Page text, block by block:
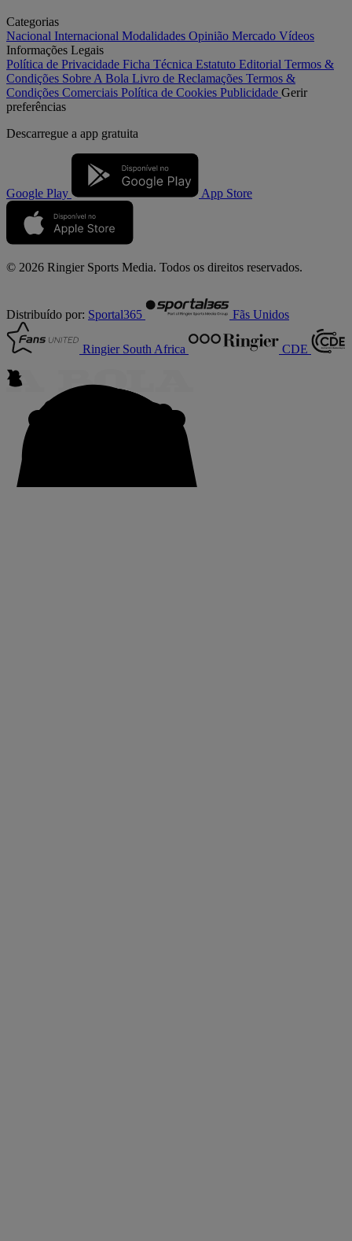
Categorias
Nacional Internacional Modalidades Opinião Mercado Vídeos
Informações Legais
Política de Privacidade Ficha Técnica Estatuto Editorial Termos &
Condições Sobre A Bola Livro de Reclamações Termos &
Condições Comerciais Política de Cookies Publicidade Gerir
preferências
Descarregue a app gratuita
Google Play App Store
© 2026 Ringier Sports Media. Todos os direitos reservados.
Distribuído por: Sportal365 Fãs Unidos
Ringier South Africa CDE